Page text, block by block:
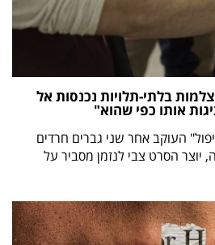
בלתי-תלויות נכנסות אל
אותו כפי שהוא"
העוקב אחר שני גברים חרדים
יוצר הסרט צבי לנזמן מסביר על